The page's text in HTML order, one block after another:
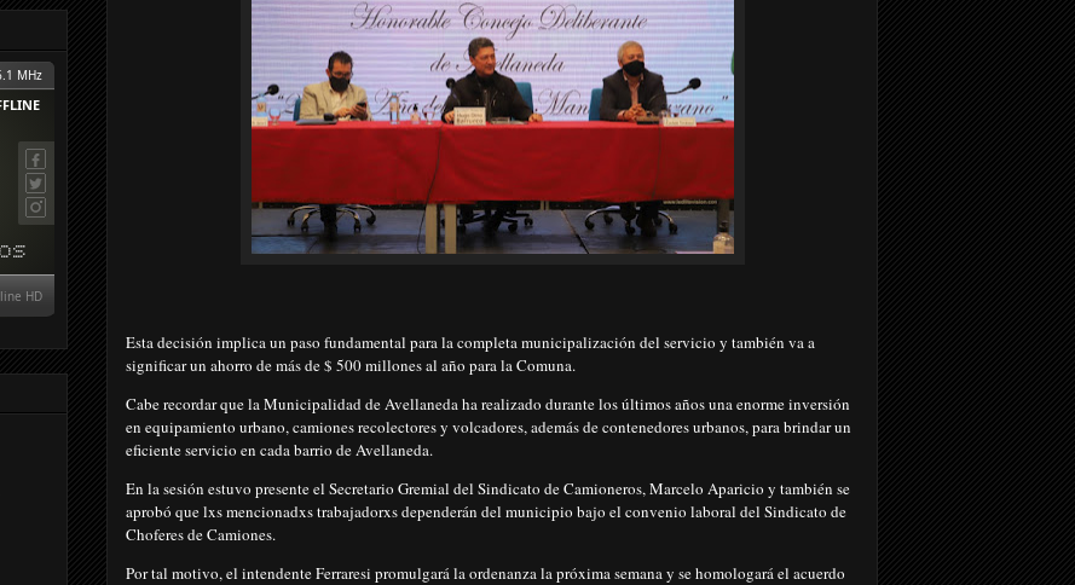
Esta decisión implica un paso fundamental para la completa municipalización del servicio y también va a
significar un ahorro de más de $ 500 millones al año para la Comuna.
Cabe recordar que la Municipalidad de Avellaneda ha realizado durante los últimos años una enorme inversión
en equipamiento urbano, camiones recolectores y volcadores, además de contenedores urbanos, para brindar un
eficiente servicio en cada barrio de Avellaneda.
En la sesión estuvo presente el Secretario Gremial del Sindicato de Camioneros, Marcelo Aparicio y también se
aprobó que lxs mencionadxs trabajadorxs dependerán del municipio bajo el convenio laboral del Sindicato de
Choferes de Camiones.
Por tal motivo, el intendente Ferraresi promulgará la ordenanza la próxima semana y se homologará el acuerdo